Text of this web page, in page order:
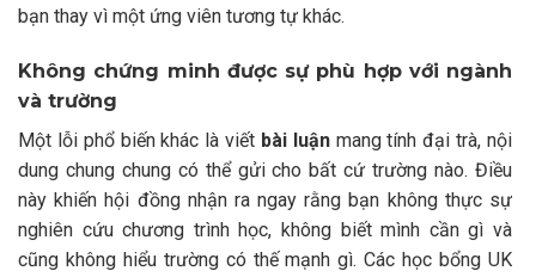
bạn thay vì một ứng viên tương tự khác.
Không chứng minh được sự phù hợp với ngành
và trường
Một lỗi phổ biến khác là viết bài luậnmang tính đại trà, nội
dung chung chung có thể gửi cho bất cứ trường nào. Điều
này khiến hội đồng nhận ra ngay rằng bạn không thực sự
nghiên cứu chương trình học, không biết mình cần gì và
cũng không hiểu trường có thế mạnh gì. Các học bổng UK